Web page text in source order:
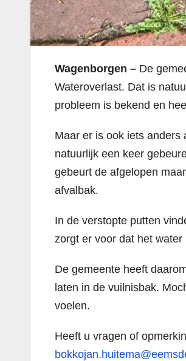
Wagenborgen – De
Wateroverlast. Dat is
probleem is bekend en
Maar er is ook iets anders
natuurlijk een keer
gebeurt de afgelopen
afvalbak.
In de verstopte putten
zorgt er voor dat het
De gemeente heeft
laten in de vuilnisbak.
voelen.
Heeft u vragen of